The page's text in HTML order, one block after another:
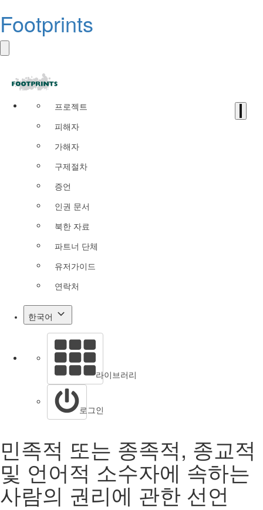
Footprints
프로젝트
피해자
가해자
구제절차
증언
인권 문서
북한 자료
파트너 단체
유저가이드
연락처
한국어
라이브러리
로그인
민족적 또는 종족적, 종교적
및 언어적 소수자에 속하는
사람의 권리에 관한 선언